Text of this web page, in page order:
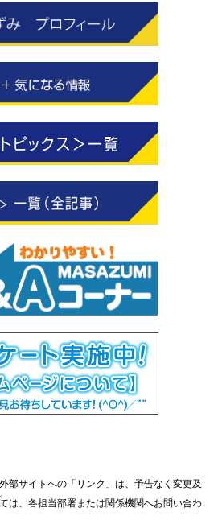
部サイトへの「リンク」は、予告なく変更及
は、各担当部署または関係機関へお問い合わ